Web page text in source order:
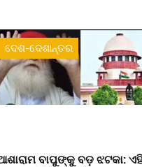
ଦେଶ-ଦେଶାନ୍ତର
ବାପୁଙ୍କୁ ବଡ଼ ଝଟକା: ଏହି